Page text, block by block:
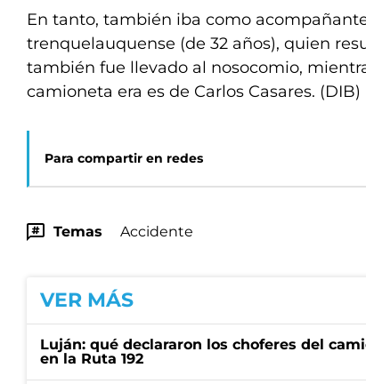
En tanto, también iba como
trenquelauquense (de 32 años), quien
también fue llevado al nosocomio,
camioneta era es de Carlos Casares. (DIB)
Para compartir en redes
Temas Accidente
VER MÁS
Luján: qué declararon los choferes del
en la Ruta 192